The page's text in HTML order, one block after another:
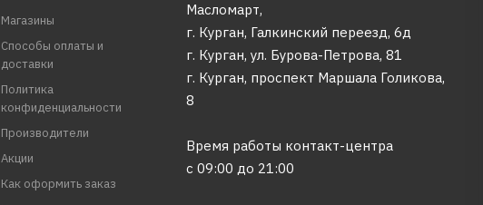
Магазины
Способы оплаты и
доставки
Политика
конфиденциальности
Производители
Акции
Как оформить заказ
Масломарт,
г. Курган, Галкинский переезд, 6д
г. Курган, ул. Бурова-Петрова, 81
г. Курган, проспект Маршала Голикова,
8
Время работы контакт-центра
с 09:00 до 21:00